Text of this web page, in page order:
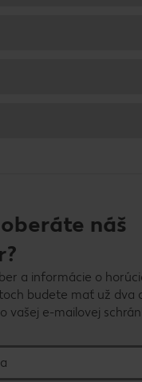
náš
a informácie o
budete mať už dva
vašej e-mailovej